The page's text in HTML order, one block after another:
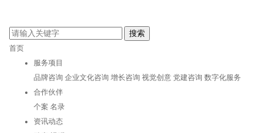
首页
服务项目
品牌咨询 企业文化咨询 增长咨询 视觉创意 党建咨询 数字化服务
合作伙伴
个案 名录
资讯动态